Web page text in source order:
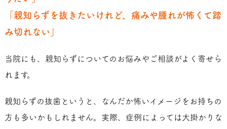
「親知らずを抜きたいけれど、痛みや腫れが怖くて踏
み切れない」
当院にも、親知らずについてのお悩みやご相談がよく寄せら
れます。
親知らずの抜歯というと、なんだか怖いイメージをお持ちの
方も多いかもしれません。実際、症例によっては大掛かりな